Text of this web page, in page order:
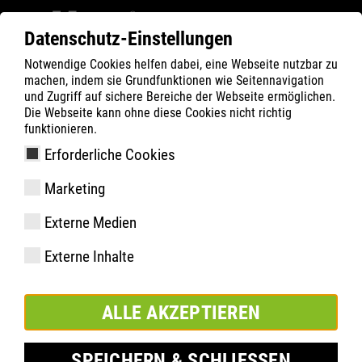
Datenschutz-Einstellungen
Notwendige Cookies helfen dabei, eine Webseite nutzbar zu
machen, indem sie Grundfunktionen wie Seitennavigation
und Zugriff auf sichere Bereiche der Webseite ermöglichen.
Die Webseite kann ohne diese Cookies nicht richtig
funktionieren.
Erforderliche Cookies
Marketing
Externe Medien
Externe Inhalte
ALLE AKZEPTIEREN
ATLAS Technologien Scantechnologien
ZUR PERFEKTEN PASSFORM